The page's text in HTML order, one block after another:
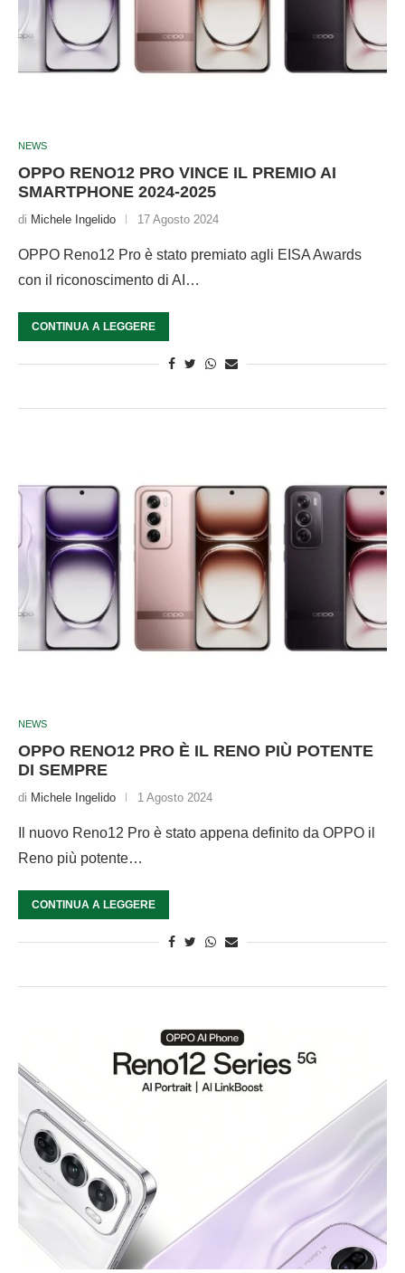
NEWS
OPPO RENO12 PRO VINCE IL PREMIO AI
SMARTPHONE 2024-2025
di Michele Ingelido 17 Agosto 2024
OPPO Reno12 Pro è stato premiato agli EISA Awards
con il riconoscimento di AI…
CONTINUA A LEGGERE
NEWS
OPPO RENO12 PRO È IL RENO PIÙ POTENTE
DI SEMPRE
di Michele Ingelido 1 Agosto 2024
Il nuovo Reno12 Pro è stato appena definito da OPPO il
Reno più potente…
CONTINUA A LEGGERE